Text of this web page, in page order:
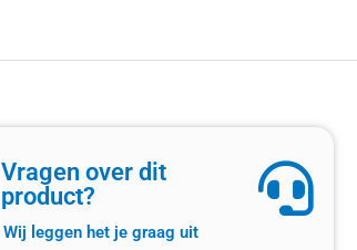
Vragen over dit
product?
Wij leggen het je graag uit